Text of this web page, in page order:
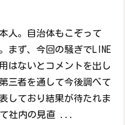
人。自治体もこぞって
まず、今回の騒ぎでLINE
はないとコメントを出し
三者を通して今後調べて
しており結果が待たれま
て社内の見直 ...